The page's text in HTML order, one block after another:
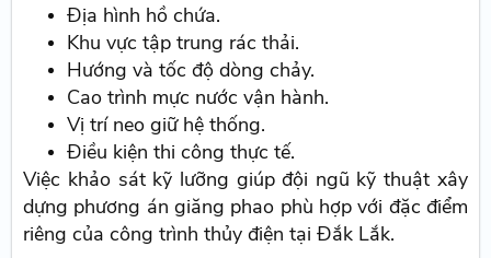
Địa hình hồ chứa.
Khu vực tập trung rác thải.
Hướng và tốc độ dòng chảy.
Cao trình mực nước vận hành.
Vị trí neo giữ hệ thống.
Điều kiện thi công thực tế.
Việc khảo sát kỹ lưỡng giúp đội ngũ kỹ thuật xây
dựng phương án giăng phao phù hợp với đặc điểm
riêng của công trình thủy điện tại Đắk Lắk.